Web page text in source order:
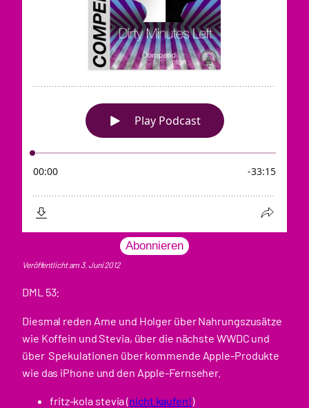
Abonnieren
Veröffentlicht am 3. Juni 2012
DML 53:
Diesmal reden Arne und Holger über Nahrungszusätze
wie Koffein und Stevia, über die nächste WWDC und
über Spekulationen über kommende Apple-Produkte
wie das iPhone und den Apple-Fernseher.
fritz-kola stevia (nicht kaufen!)